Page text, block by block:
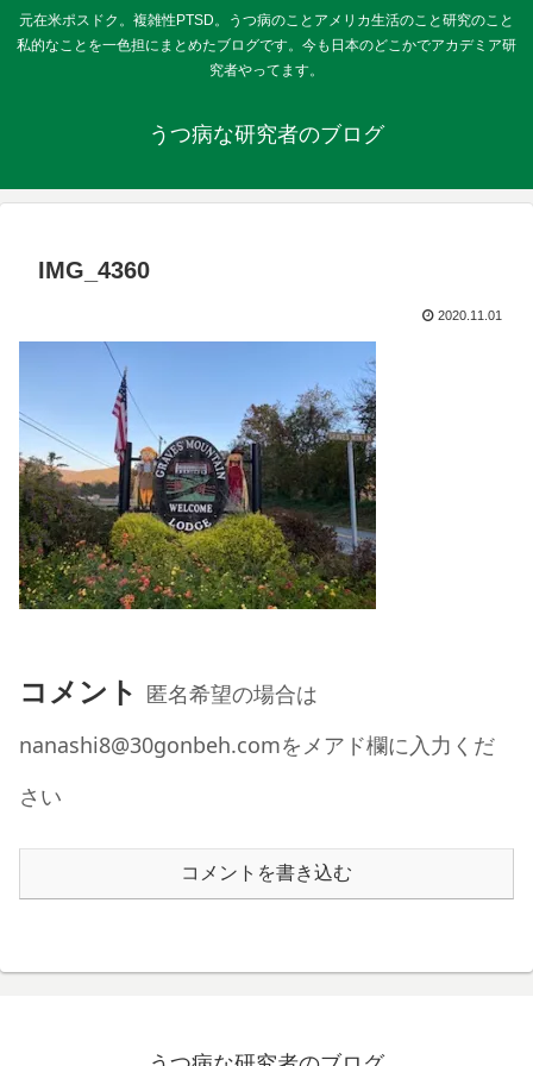
元在米ポスドク。複雑性PTSD。うつ病のことアメリカ生活のこと研究のこと
私的なことを一色担にまとめたブログです。今も日本のどこかでアカデミア研
究者やってます。
うつ病な研究者のブログ
IMG_4360
2020.11.01
コメント 匿名希望の場合は
nanashi8@30gonbeh.comをメアド欄に入力くだ
さい
コメントを書き込む